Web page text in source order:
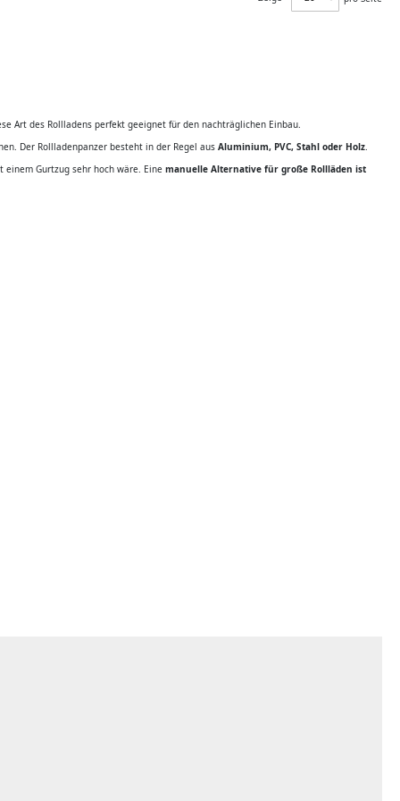
Art des Rollladens perfekt geeignet für den nachträglichen Einbau.
Der Rollladenpanzer besteht in der Regel aus Aluminium, PVC, Stahl oder Holz
Gurtzug sehr hoch wäre. Eine manuelle Alternative für große Rollläden ist